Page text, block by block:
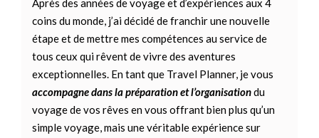
Après des années de voyage et d’expériences aux 4
coins du monde, j’ai décidé de franchir une nouvelle
étape et de mettre mes compétences au service de
tous ceux qui rêvent de vivre des aventures
exceptionnelles. En tant que Travel Planner, je vous
accompagne dans la préparation et l’organisationdu
voyage de vos rêves en vous offrant bien plus qu’un
simple voyage, mais une véritable expérience sur